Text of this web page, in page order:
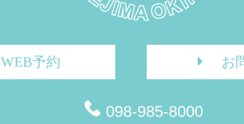
WEB予約 お
098-985-8000